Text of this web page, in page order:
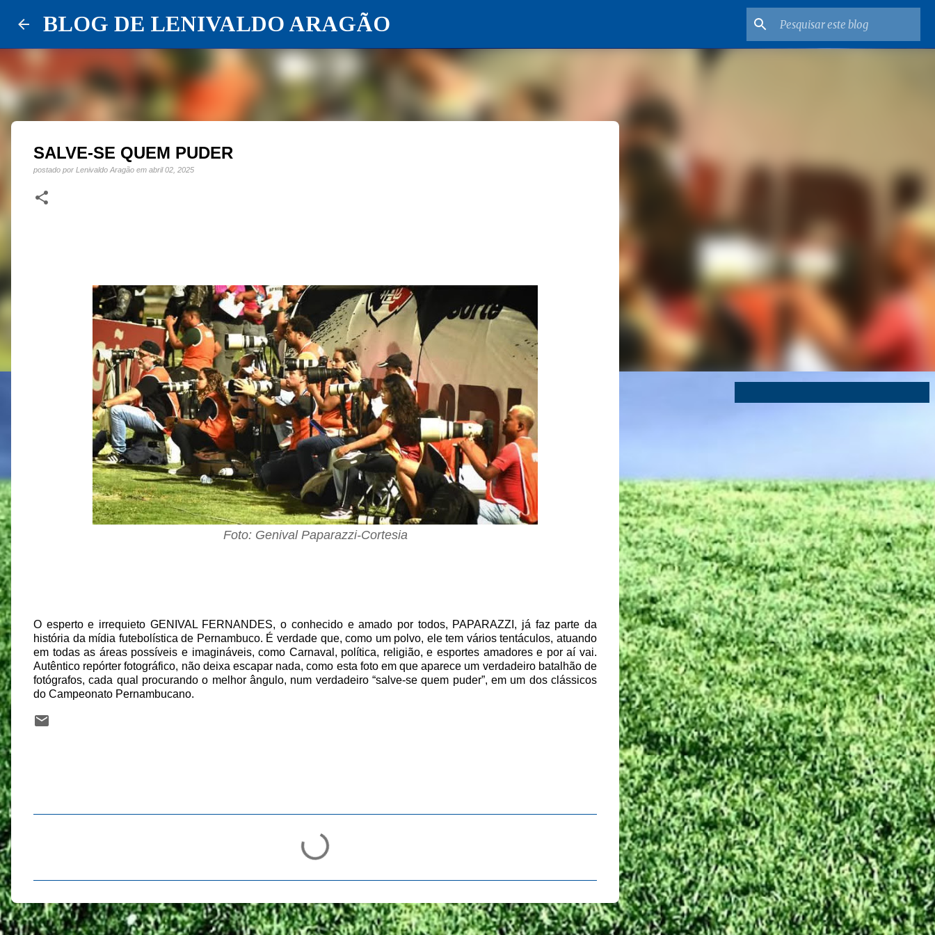
BLOG DE LENIVALDO ARAGÃO
SALVE-SE QUEM PUDER
postado por Lenivaldo Aragão em abril 02, 2025
Foto: Genival Paparazzi-Cortesia
O esperto e irrequieto GENIVAL FERNANDES, o conhecido e amado por todos, PAPARAZZI, já faz parte da
história da mídia futebolística de Pernambuco. É verdade que, como um polvo, ele tem vários tentáculos, atuando
em todas as áreas possíveis e imagináveis, como Carnaval, política, religião, e esportes amadores e por aí vai.
Autêntico repórter fotográfico, não deixa escapar nada, como esta foto em que aparece um verdadeiro batalhão de
fotógrafos, cada qual procurando o melhor ângulo, num verdadeiro “salve-se quem puder”, em um dos clássicos
do Campeonato Pernambucano.
n